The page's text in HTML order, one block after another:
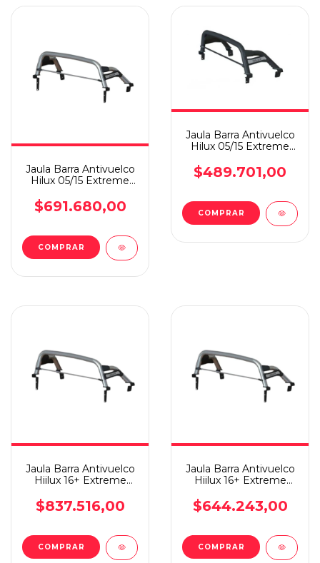
Jaula Barra Antivuelco
Hilux 05/15 Extreme
$691.680,00
Jaula Barra Antivuelco
Hilux 05/15 Extreme
$489.701,00
Jaula Barra Antivuelco
Hiilux 16+ Extreme
$837.516,00
Jaula Barra Antivuelco
Hiilux 16+ Extreme
$644.243,00